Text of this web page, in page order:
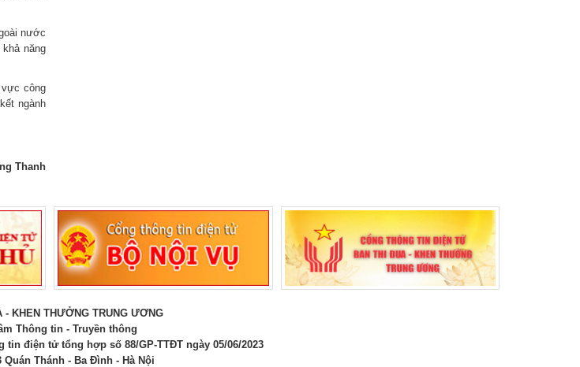
nước
năng
vực công
ngành
Thanh
- KHEN THƯỞNG TRUNG ƯƠNG
Thông tin - Truyền thông
tin điện tử tổng hợp số 88/GP-TTĐT ngày 05/06/2023
Quán Thánh - Ba Đình - Hà Nội